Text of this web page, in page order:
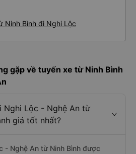
Ninh Bình đi Nghi Lộc
gặp về tuyến xe từ Ninh Bình
Nghi Lộc - Nghệ An từ
giá tốt nhất?
- Nghệ An từ Ninh Bình được